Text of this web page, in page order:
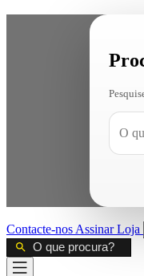
Contacte-nos AssinarLoja